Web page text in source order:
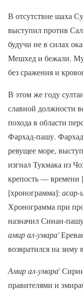
В отсутствие шаха
выступил против
будучи не в силах
Мешхед и бежали.
без сражения и
В этом же году
славной должности
похода в области
Фархад-пашу.
ревущее море,
изгнал Тукмака из
крепость — времени
[хронограмма]:
Хронограмма при
назначил Синан-
амир ал-умара'
возвратился на зиму
Амир ал-умара'
правителями и